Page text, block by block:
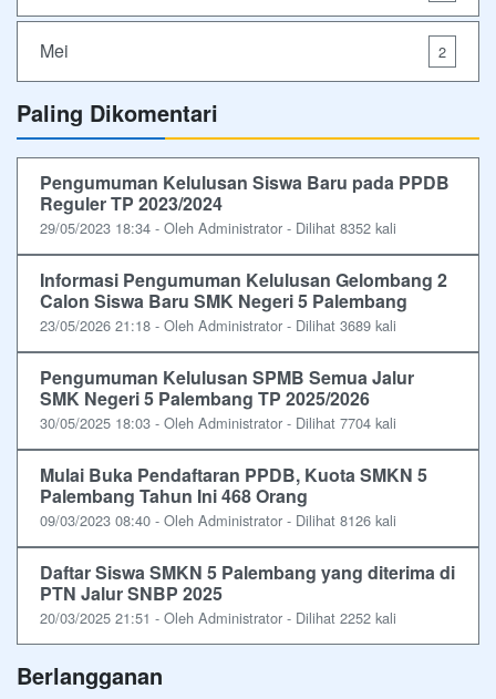
Mei 2
Paling Dikomentari
Pengumuman Kelulusan Siswa Baru pada PPDB
Reguler TP 2023/2024
29/05/2023 18:34 - Oleh Administrator - Dilihat 8352 kali
Informasi Pengumuman Kelulusan Gelombang 2
Calon Siswa Baru SMK Negeri 5 Palembang
23/05/2026 21:18 - Oleh Administrator - Dilihat 3689 kali
Pengumuman Kelulusan SPMB Semua Jalur
SMK Negeri 5 Palembang TP 2025/2026
30/05/2025 18:03 - Oleh Administrator - Dilihat 7704 kali
Mulai Buka Pendaftaran PPDB, Kuota SMKN 5
Palembang Tahun Ini 468 Orang
09/03/2023 08:40 - Oleh Administrator - Dilihat 8126 kali
Daftar Siswa SMKN 5 Palembang yang diterima di
PTN Jalur SNBP 2025
20/03/2025 21:51 - Oleh Administrator - Dilihat 2252 kali
Berlangganan